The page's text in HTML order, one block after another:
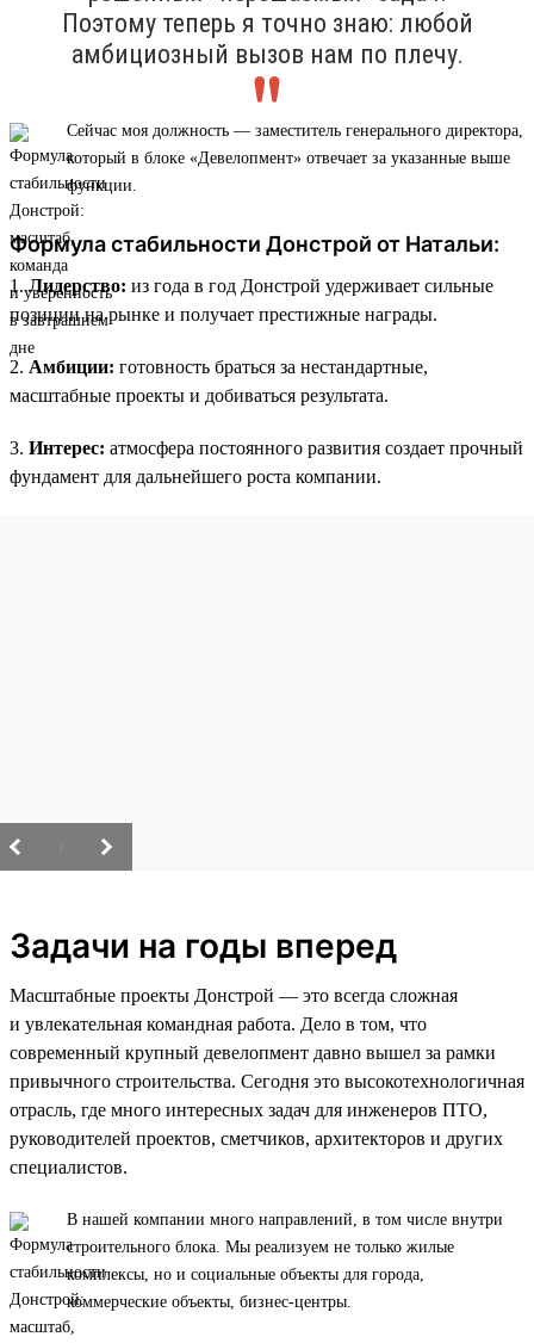
Поэтому теперь я точно знаю: любой
амбициозный вызов нам по плечу.
Сейчас моя должность — заместитель генерального директора,
который в блоке «Девелопмент» отвечает за указанные выше
функции.
Формула стабильности Донстрой от Натальи:
1.Лидерство: из года в год Донстрой удерживает сильные
позиции на рынке и получает престижные награды.
2. Амбиции: готовность браться за нестандартные,
масштабные проекты и добиваться результата.
3. Интерес: атмосфера постоянного развития создает прочный
фундамент для дальнейшего роста компании.
Задачи на годы вперед
Масштабные проекты Донстрой — это всегда сложная
и увлекательная командная работа. Дело в том, что
современный крупный девелопмент давно вышел за рамки
привычного строительства. Сегодня это высокотехнологичная
отрасль, где много интересных задач для инженеров ПТО,
руководителей проектов, сметчиков, архитекторов и других
специалистов.
В нашей компании много направлений, в том числе внутри
строительного блока. Мы реализуем не только жилые
комплексы, но и социальные объекты для города,
коммерческие объекты, бизнес-центры.